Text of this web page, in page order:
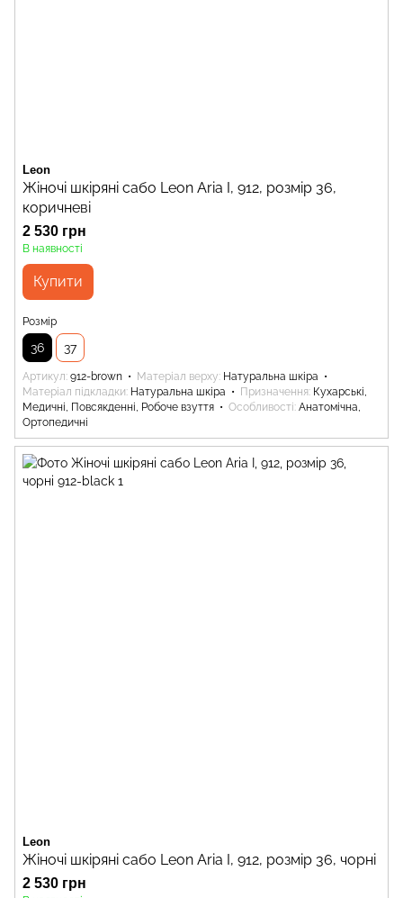
Leon
Жіночі шкіряні сабо Leon Aria I, 912, розмір 36,
коричневі
2 530 грн
В наявності
Купити
Розмір
36 37
Артикул 912-brown Матеріал верху Натуральна шкіра
Матеріал підкладки Натуральна шкіра Призначення Кухарські,
Медичні, Повсякденні, Робоче взуття
Особливості Анатомічна,
Ортопедичні
Leon
Жіночі шкіряні сабо Leon Aria I, 912, розмір 36, чорні
2 530 грн